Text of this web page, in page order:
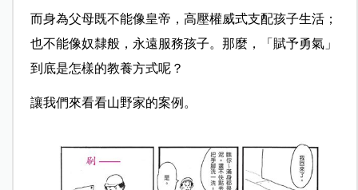
而身為父母既不能像皇帝，高壓權威式支配孩子生活；
也不能像奴隸般，永遠服務孩子。那麼，「賦予勇氣」
到底是怎樣的教養方式呢？
讓我們來看看山野家的案例。